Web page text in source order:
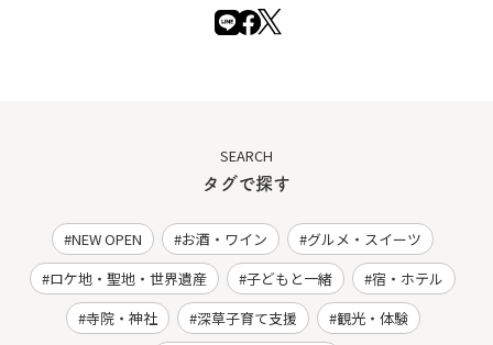
SEARCH
タグで探す
NEW OPEN お酒・ワイン
グルメ・スイーツ
ロケ地・聖地・世界遺産
子どもと一緒
宿・ホテル
寺院・神社
深草子育て支援 観光・体験